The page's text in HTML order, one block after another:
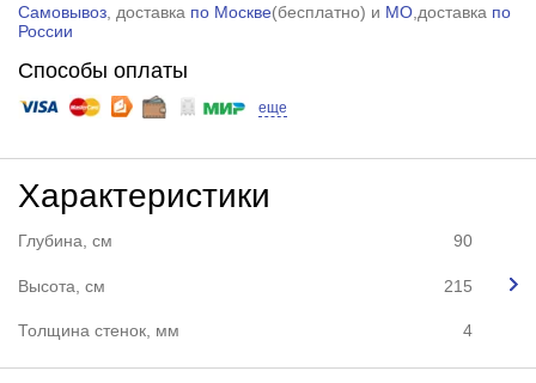
Самовывоз, доставка по Москве(бесплатно) и МО,доставка по
России
Способы оплаты
еще
Характеристики
Глубина, см 90
Высота, см 215
Толщина стенок, мм 4